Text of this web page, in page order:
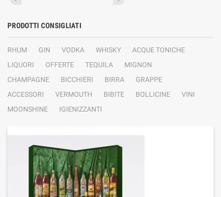
PRODOTTI CONSIGLIATI
RHUM GIN VODKA WHISKY
ACQUE TONICHE
LIQUORI
OFFERTE TEQUILA
MIGNON
CHAMPAGNE
BICCHIERI BIRRA
GRAPPE
ACCESSORI
VERMOUTH BIBITE BOLLICINE
VINI
MOONSHINE
IGIENIZZANTI